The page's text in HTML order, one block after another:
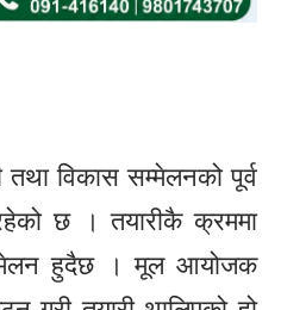
विकास सम्मेलनको पूर्व
छ । तयारीकै क्रममा
हुदैछ । मूल आयोजक